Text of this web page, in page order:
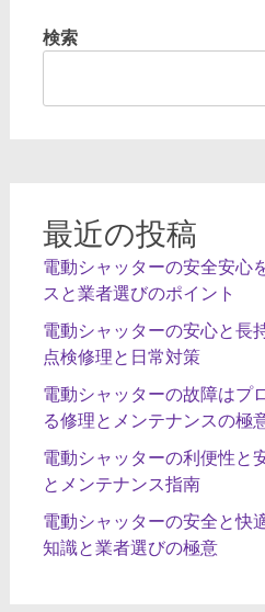
検索
最近の投稿
電動シャッターの安全安心
スと業者選びのポイント
電動シャッターの安心と長
点検修理と日常対策
電動シャッターの故障はプ
る修理とメンテナンスの極
電動シャッターの利便性と
とメンテナンス指南
電動シャッターの安全と快
知識と業者選びの極意